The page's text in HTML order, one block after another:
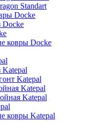
Standart
Docke
Docke
ковры Docke
Katepal
Katepal
Katepal
Katepal
ковры Katepal